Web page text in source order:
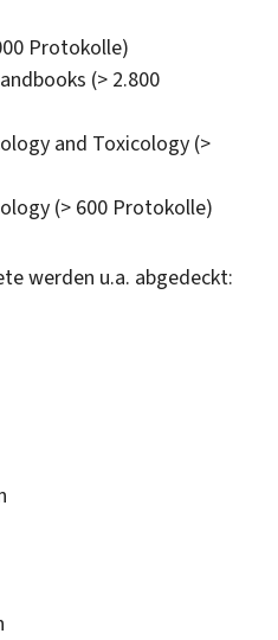
Protokolle)
(> 2.800
and Toxicology (>
(> 600 Protokolle)
werden u.a. abgedeckt: